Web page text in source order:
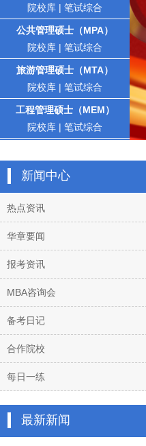
院校库 | 笔试综合
公共管理硕士（MPA）
院校库 | 笔试综合
旅游管理硕士（MTA）
院校库 | 笔试综合
工程管理硕士（MEM）
院校库 | 笔试综合
新闻中心
热点资讯
华章要闻
报考资讯
MBA咨询会
备考日记
合作院校
每日一练
最新新闻